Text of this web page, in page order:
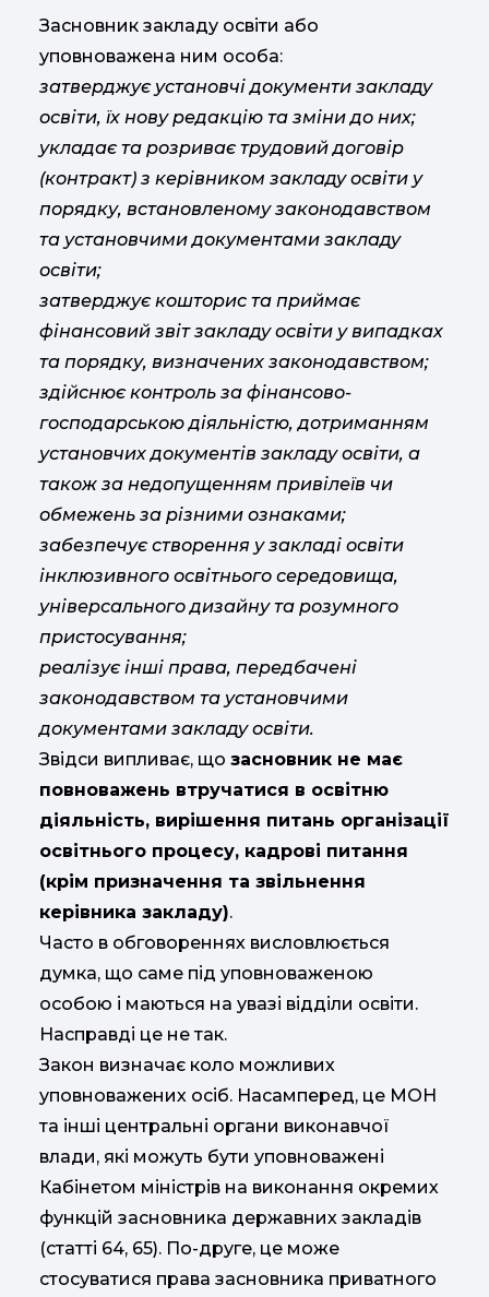
Засновник закладу освіти або
уповноважена ним особа:
затверджує установчі документи закладу
освіти, їх нову редакцію та зміни до них;
укладає та розриває трудовий договір
(контракт) з керівником закладу освіти у
порядку, встановленому законодавством
та установчими документами закладу
освіти;
затверджує кошторис та приймає
фінансовий звіт закладу освіти у випадках
та порядку, визначених законодавством;
здійснює контроль за фінансово-
господарською діяльністю, дотриманням
установчих документів закладу освіти, а
також за недопущенням привілеїв чи
обмежень за різними ознаками;
забезпечує створення у закладі освіти
інклюзивного освітнього середовища,
універсального дизайну та розумного
пристосування;
реалізує інші права, передбачені
законодавством та установчими
документами закладу освіти.
Звідси випливає, що засновник не має
повноважень втручатися в освітню
діяльність, вирішення питань організації
освітнього процесу, кадрові питання
(крім призначення та звільнення
керівника закладу).
Часто в обговореннях висловлюється
думка, що саме під уповноваженою
особою і маються на увазі відділи освіти.
Насправді це не так.
Закон визначає коло можливих
уповноважених осіб. Насамперед, це МОН
та інші центральні органи виконавчої
влади, які можуть бути уповноважені
Кабінетом міністрів на виконання окремих
функцій засновника державних закладів
(статті 64, 65). По-друге, це може
стосуватися права засновника приватного